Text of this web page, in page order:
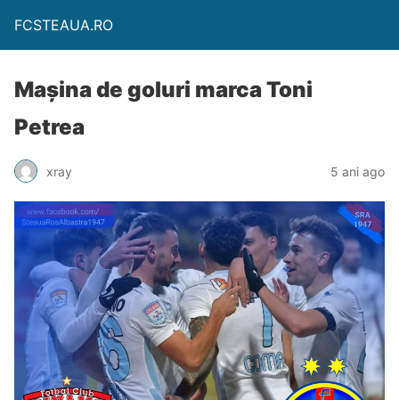
FCSTEAUA.RO
Mașina de goluri marca Toni
Petrea
xray 5 ani ago